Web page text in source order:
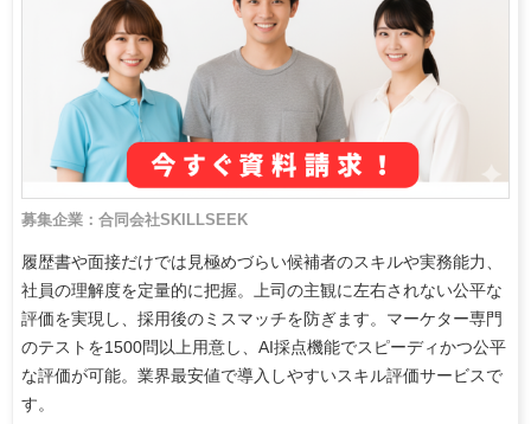
募集企業：合同会社SKILLSEEK
履歴書や面接だけでは見極めづらい候補者のスキルや実務能力、
社員の理解度を定量的に把握。上司の主観に左右されない公平な
評価を実現し、採用後のミスマッチを防ぎます。マーケター専門
のテストを1500問以上用意し、AI採点機能でスピーディかつ公平
な評価が可能。業界最安値で導入しやすいスキル評価サービスで
す。